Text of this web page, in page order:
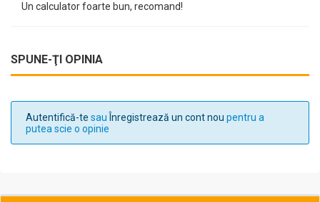
Un calculator foarte bun, recomand!
SPUNE-ŢI OPINIA
Autentifică-te sau Înregistrează un cont nou pentru a
putea scie o opinie